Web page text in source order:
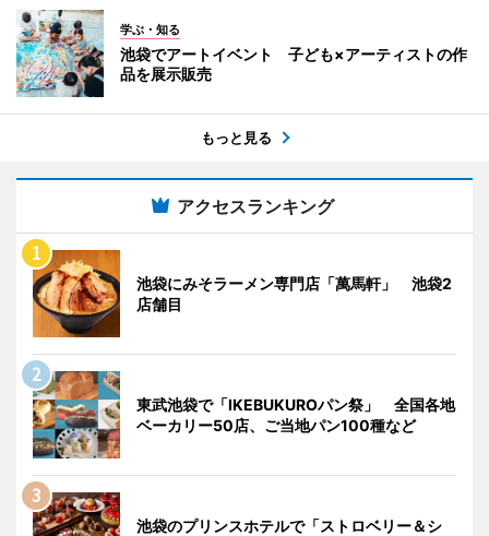
学ぶ・知る
池袋でアートイベント 子ども×アーティストの作
品を展示販売
もっと見る
アクセスランキング
池袋にみそラーメン専門店「萬馬軒」 池袋2
店舗目
東武池袋で「IKEBUKUROパン祭」 全国各地
ベーカリー50店、ご当地パン100種など
池袋のプリンスホテルで「ストロベリー＆シ